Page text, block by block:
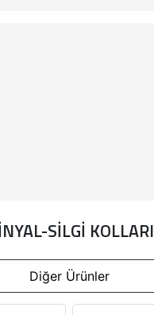
SİLGİ KOLLARI
Diğer Ürünler